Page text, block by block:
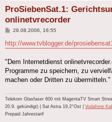
ProSiebenSat.1:
onlinetvrecorder
Beitrag
28.08.2006, 16:55
http://www.tvblogger.de/
"Dem Internetdienst
Programme zu speichern, zu
machen oder Dritten zu übermitteln."
Telekom Glasfaser 600 mit MagentaTV Smart
20.9. gekündigt) | Sat Astra 19,2°Ost | Vodafone
Prepaid Jahrestarif